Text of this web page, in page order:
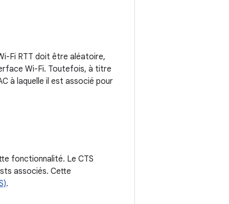
Fi RTT doit être aléatoire,
Wi-Fi. Toutefois, à titre
à laquelle il est associé pour
fonctionnalité. Le CTS
associés. Cette
.